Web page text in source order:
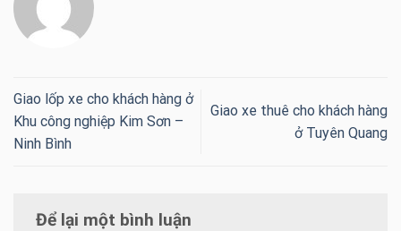
Giao lốp xe cho khách hàng ở
Khu công nghiệp Kim Sơn –
Ninh Bình
Giao xe thuê cho khách hàng
ở Tuyên Quang
Để lại một bình luận